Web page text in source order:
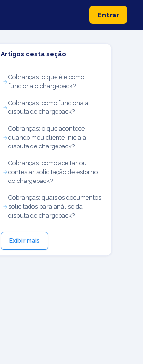
Entrar
Artigos desta seção
Cobranças: o que é e como
funciona o chargeback?
Cobranças: como funciona a
disputa de chargeback?
Cobranças: o que acontece
quando meu cliente inicia a
disputa de chargeback?
Cobranças: como aceitar ou
contestar solicitação de estorno
do chargeback?
Cobranças: quais os documentos
solicitados para análise da
disputa de chargeback?
Exibir mais